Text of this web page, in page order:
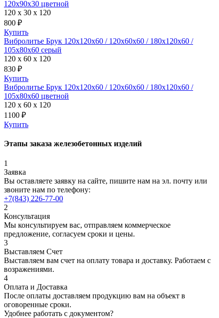
120х90х30 цветной
120 x 30 x 120
800 ₽
Купить
Вибролитье Брук 120х120х60 / 120х60х60 / 180х120х60 /
105х80х60 серый
120 x 60 x 120
830 ₽
Купить
Вибролитье Брук 120х120х60 / 120х60х60 / 180х120х60 /
105х80х60 цветной
120 x 60 x 120
1100 ₽
Купить
Этапы заказа железобетонных изделий
1
Заявка
Вы оставляете заявку на сайте, пишите нам на эл. почту или
звоните нам по телефону:
+7(843) 226-77-00
2
Консультация
Мы консультируем вас, отправляем коммерческое
предложение, согласуем сроки и цены.
3
Выставляем Счет
Выставляем вам счет на оплату товара и доставку. Работаем с
возражениями.
4
Оплата и Доставка
После оплаты доставляем продукцию вам на объект в
оговоренные сроки.
Удобнее работать с документом?